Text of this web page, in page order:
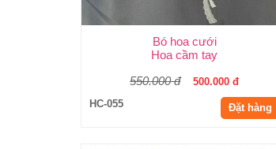
Bó hoa cưới
Hoa cầm tay
550.000 đ
500.000 đ
HC-055
Đặt hàng